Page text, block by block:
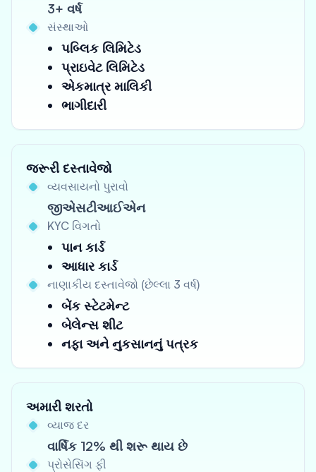
3+ વર્ષ
સંસ્થાઓ
પબ્લિક લિમિટેડ
પ્રાઇવેટ લિમિટેડ
એકમાત્ર માલિકી
ભાગીદારી
જરૂરી દસ્તાવેજો
વ્યવસાયનો પુરાવો
જીએસટીઆઈએન
KYC વિગતો
પાન કાર્ડ
આધાર કાર્ડ
નાણાકીય દસ્તાવેજો (છેલ્લા 3 વર્ષ)
બેંક સ્ટેટમેન્ટ
બેલેન્સ શીટ
નફા અને નુકસાનનું પત્રક
અમારી શરતો
વ્યાજ દર
વાર્ષિક 12% થી શરૂ થાય છે
પ્રોસેસિંગ ફી